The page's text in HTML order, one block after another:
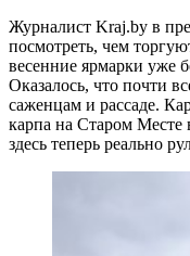
Журналист Kraj.by в
посмотреть, чем
весенние ярмарки уже
Оказалось, что почти
саженцам и рассаде.
карпа на Старом Месте
здесь теперь реально